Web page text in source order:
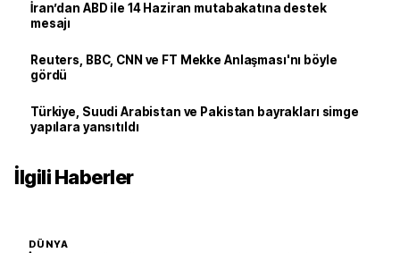
İran’dan ABD ile 14 Haziran mutabakatına destek
mesajı
Reuters, BBC, CNN ve FT Mekke Anlaşması'nı böyle
gördü
Türkiye, Suudi Arabistan ve Pakistan bayrakları simge
yapılara yansıtıldı
İlgili Haberler
DÜNYA